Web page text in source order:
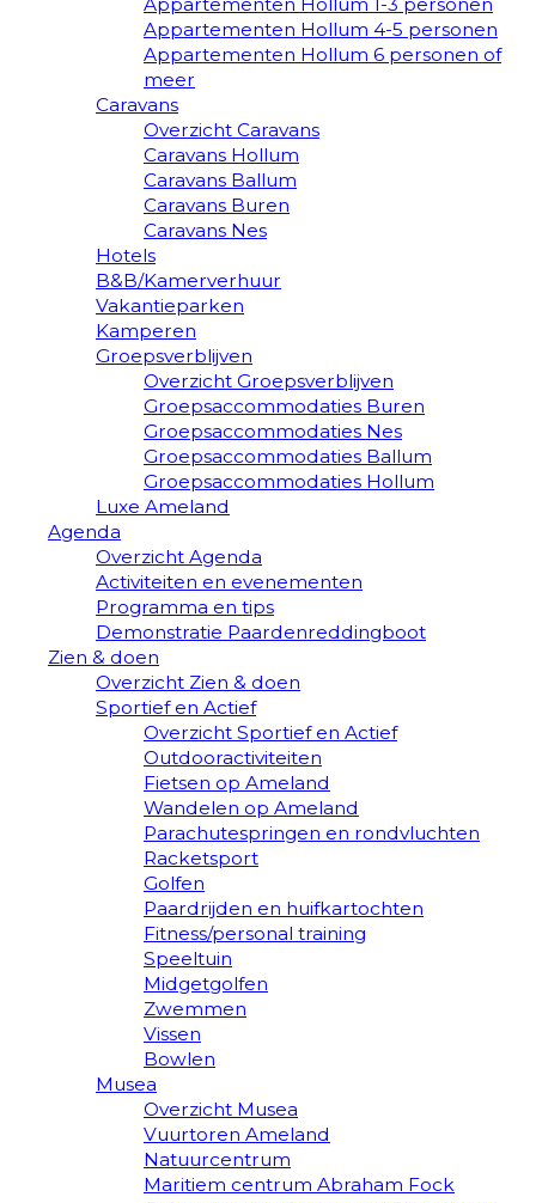
Appartementen Hollum 4-5 personen
Appartementen Hollum 6 personen of
meer
Caravans
Overzicht Caravans
Caravans Hollum
Caravans Ballum
Caravans Buren
Caravans Nes
Hotels
B&B/Kamerverhuur
Vakantieparken
Kamperen
Groepsverblijven
Overzicht Groepsverblijven
Groepsaccommodaties Buren
Groepsaccommodaties Nes
Groepsaccommodaties Ballum
Groepsaccommodaties Hollum
Luxe Ameland
Agenda
Overzicht Agenda
Activiteiten en evenementen
Programma en tips
Demonstratie Paardenreddingboot
Zien & doen
Overzicht Zien & doen
Sportief en Actief
Overzicht Sportief en Actief
Outdooractiviteiten
Fietsen op Ameland
Wandelen op Ameland
Parachutespringen en rondvluchten
Racketsport
Golfen
Paardrijden en huifkartochten
Fitness/personal training
Speeltuin
Midgetgolfen
Zwemmen
Vissen
Bowlen
Musea
Overzicht Musea
Vuurtoren Ameland
Natuurcentrum
Maritiem centrum Abraham Fock